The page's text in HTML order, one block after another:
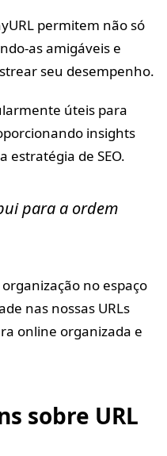
permitem não só
as amigáveis e
seu desempenho.
úteis para
insights
estratégia de SEO.
para a ordem
no espaço
nas nossas URLs
online organizada e
sobre URL